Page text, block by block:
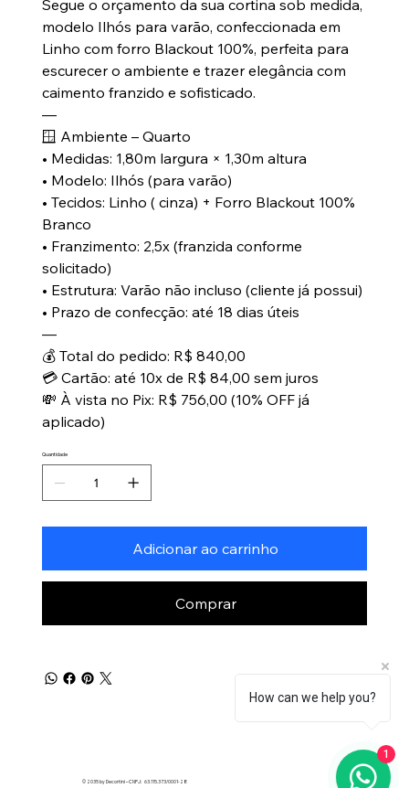
Segue o orçamento da sua cortina sob medida,
modelo Ilhós para varão, confeccionada em
Linho com forro Blackout 100%, perfeita para
escurecer o ambiente e trazer elegância com
caimento franzido e sofisticado.
—
🪟 Ambiente – Quarto
• Medidas: 1,80m largura × 1,30m altura
• Modelo: Ilhós (para varão)
• Tecidos: Linho ( cinza) + Forro Blackout 100%
Branco
• Franzimento: 2,5x (franzida conforme
solicitado)
• Estrutura: Varão não incluso (cliente já possui)
• Prazo de confecção: até 18 dias úteis
—
💰 Total do pedido: R$ 840,00
💳 Cartão: até 10x de R$ 84,00 sem juros
💸 À vista no Pix: R$ 756,00 (10% OFF já
aplicado)
Quantidade
Adicionar ao carrinho
Comprar
© 2035 by Decortini – CNPJ: 63.115.373/0001-28
How can we help you?
1